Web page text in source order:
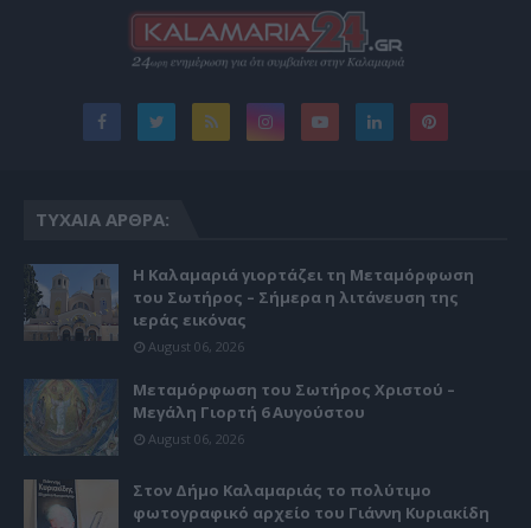
ΤΥΧΑΊΑ ΆΡΘΡΑ:
Η Καλαμαριά γιορτάζει τη Μεταμόρφωση
του Σωτήρος – Σήμερα η λιτάνευση της
ιεράς εικόνας
August 06, 2026
Μεταμόρφωση του Σωτήρος Χριστού –
Μεγάλη Γιορτή 6 Αυγούστου
August 06, 2026
Στον Δήμο Καλαμαριάς το πολύτιμο
φωτογραφικό αρχείο του Γιάννη Κυριακίδη